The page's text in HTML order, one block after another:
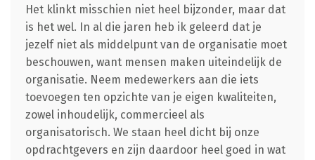
Het klinkt misschien niet heel bijzonder, maar dat
is het wel. In al die jaren heb ik geleerd dat je
jezelf niet als middelpunt van de organisatie moet
beschouwen, want mensen maken uiteindelijk de
organisatie. Neem medewerkers aan die iets
toevoegen ten opzichte van je eigen kwaliteiten,
zowel inhoudelijk, commercieel als
organisatorisch. We staan heel dicht bij onze
opdrachtgevers en zijn daardoor heel goed in wat